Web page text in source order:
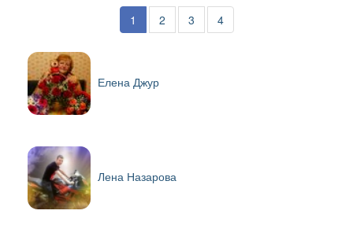
1 2 3 4
Елена Джур
Лена Назарова